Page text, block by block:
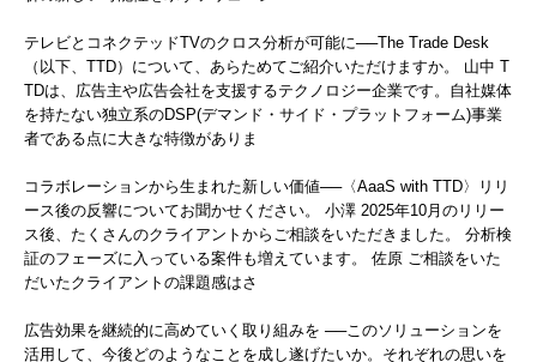
テレビとコネクテッドTVのクロス分析が可能に──The Trade Desk
（以下、TTD）について、あらためてご紹介いただけますか。 山中 T
TDは、広告主や広告会社を支援するテクノロジー企業です。自社媒体
を持たない独立系のDSP(デマンド・サイド・プラットフォーム)事業
者である点に大きな特徴がありま
コラボレーションから生まれた新しい価値──〈AaaS with TTD〉リリ
ース後の反響についてお聞かせください。 小澤 2025年10月のリリー
ス後、たくさんのクライアントからご相談をいただきました。 分析検
証のフェーズに入っている案件も増えています。 佐原 ご相談をいた
だいたクライアントの課題感はさ
広告効果を継続的に高めていく取り組みを ──このソリューションを
活用して、今後どのようなことを成し遂げたいか。それぞれの思いを